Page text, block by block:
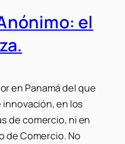
el
en Panamá del que
en los
de comercio, ni en
de Comercio. No